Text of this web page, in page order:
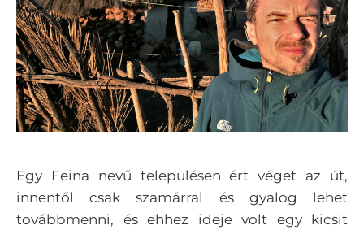
Egy Feina nevű településen ért véget az út,
innentől csak szamárral és gyalog lehet
továbbmenni, és ehhez ideje volt egy kicsit